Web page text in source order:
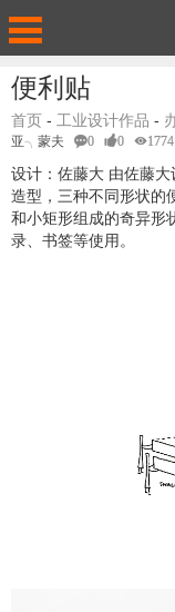
便利贴
首页 - 工业设计作品 -
亚╮蒙夫 0 0 1774
设计：佐藤大 由佐藤
造型，三种不同形状的
和小矩形组成的奇异形
录、书签等使用。